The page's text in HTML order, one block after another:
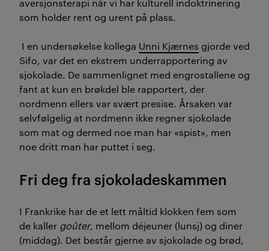
aversjonsterapi når vi har kulturell indoktrinering
som holder rent og urent på plass.
I en undersøkelse kollega Unni Kjærnes gjorde ved
Sifo, var det en ekstrem underrapportering av
sjokolade. De sammenlignet med engrostallene og
fant at kun en brøkdel ble rapportert, der
nordmenn ellers var svært presise. Årsaken var
selvfølgelig at nordmenn ikke regner sjokolade
som mat og dermed noe man har «spist», men
noe dritt man har puttet i seg.
Fri deg fra sjokoladeskammen
I Frankrike har de et lett måltid klokken fem som
de kaller goûter, mellom déjeuner (lunsj) og diner
(middag). Det består gjerne av sjokolade og brød,